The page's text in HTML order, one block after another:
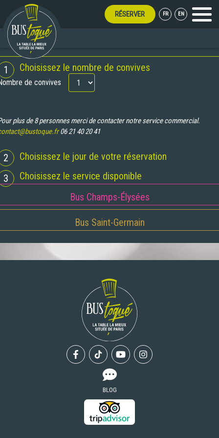
RÉSERVER FR EN Menu
TOUT L'ÉTÉ !
1 Choisissez le nombre de convives
de convives
plus de 8 personnes merci de contacter notre service commercial.
06 21 40 20 41
2
Choisissez le jour de votre réservation
3
Choisissez le service disponible
Bus Champs-Élysées
Bus Saint-Germain
FacebookTiktok YoutubeInstagram
BLOG